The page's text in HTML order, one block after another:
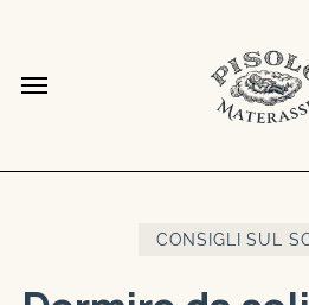
contenuto
Menu
CONSIGLI SUL